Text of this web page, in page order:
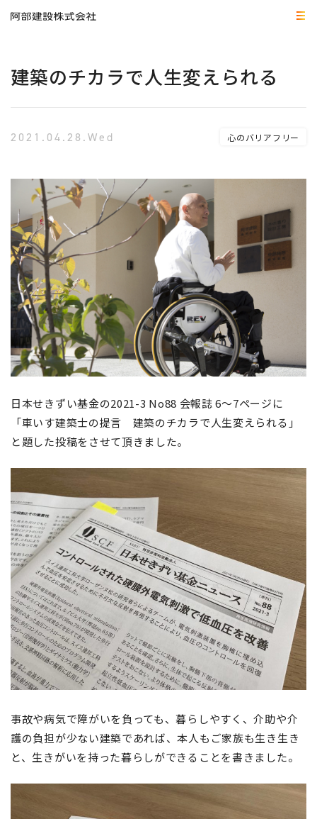
建築のチカラで人生変えられる
2021.04.28.Wed 心のバリアフリー
日本せきずい基金の2021-3 No88 会報誌 6～7ページに
「車いす建築士の提言 建築のチカラで人生変えられる」
と題した投稿をさせて頂きました。
事故や病気で障がいを負っても、暮らしやすく、介助や介
護の負担が少ない建築であれば、本人もご家族も生き生き
と、生きがいを持った暮らしができることを書きました。